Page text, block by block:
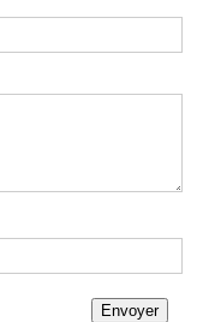
Envoyer